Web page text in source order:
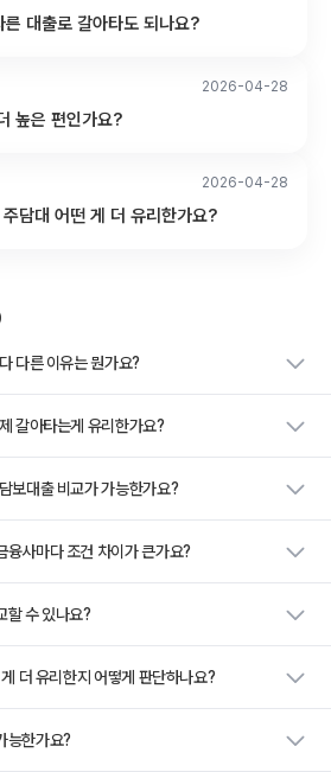
대출로 갈아타도 되나요?
2026-04-28
높은 편인가요?
2026-04-28
담대 어떤 게 더 유리한가요?
다른 이유는 뭔가요?
갈아타는게 유리한가요?
보대출 비교가 가능한가요?
융사마다 조건 차이가 큰가요?
할 수 있나요?
더 유리한지 어떻게 판단하나요?
능한가요?